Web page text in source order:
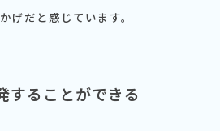
げだと感じています。
することができる